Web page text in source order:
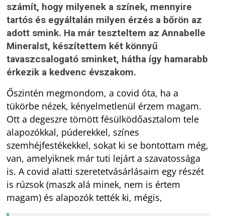
számít, hogy milyenek a színek, mennyire
tartós és egyáltalán milyen érzés a bőrön az
adott smink. Ha már teszteltem az Annabelle
Mineralst, készítettem két könnyű
tavaszcsalogató sminket, hátha így hamarabb
érkezik a kedvenc évszakom.
Őszintén megmondom, a covid óta, ha a
tükörbe nézek, kényelmetlenül érzem magam.
Ott a degeszre tömött fésülködőasztalom tele
alapozókkal, púderekkel, színes
szemhéjfestékekkel, sokat ki se bontottam még,
van, amelyiknek már tuti lejárt a szavatossága
is. A covid alatti szeretetvásárlásaim egy részét
is rúzsok (maszk alá minek, nem is értem
magam) és alapozók tették ki, mégis,